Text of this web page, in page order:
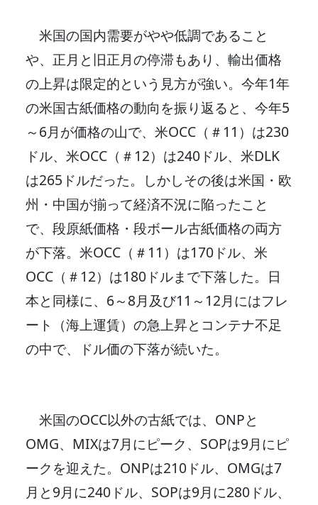
米国の国内需要がやや低調であること
や、正月と旧正月の停滞もあり、輸出価格
の上昇は限定的という見方が強い。今年1年
の米国古紙価格の動向を振り返ると、今年5
～6月が価格の山で、米OCC（＃11）は230
ドル、米OCC（＃12）は240ドル、米DLK
は265ドルだった。しかしその後は米国・欧
州・中国が揃って経済不況に陥ったこと
で、段原紙価格・段ボール古紙価格の両方
が下落。米OCC（＃11）は170ドル、米
OCC（＃12）は180ドルまで下落した。日
本と同様に、6～8月及び11～12月にはフレ
ート（海上運賃）の急上昇とコンテナ不足
の中で、ドル価の下落が続いた。
米国のOCC以外の古紙では、ONPと
OMG、MIXは7月にピーク、SOPは9月にピ
ークを迎えた。ONPは210ドル、OMGは7
月と9月に240ドル、SOPは9月に280ドル、